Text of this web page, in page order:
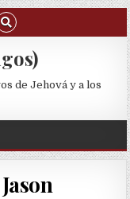
de Jehová y a los